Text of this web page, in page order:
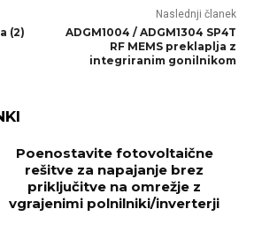
(2)
Naslednji članek
ADGM1004 / ADGM1304 SP4T
RF MEMS preklaplja z
integriranim gonilnikom
Poenostavite fotovoltaične
rešitve za napajanje brez
priključitve na omrežje z
vgrajenimi polnilniki/inverterji